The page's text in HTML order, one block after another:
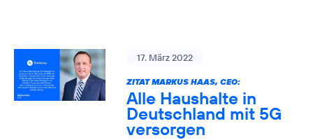
17. März 2022
ZITAT MARKUS HAAS, CEO:
Alle Haushalte in
Deutschland mit 5G
versorgen